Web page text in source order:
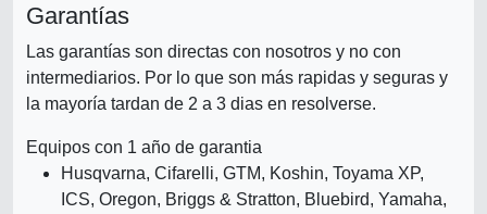
Garantías
Las garantías son directas con nosotros y no con
intermediarios. Por lo que son más rapidas y seguras y
la mayoría tardan de 2 a 3 dias en resolverse.
Equipos con 1 año de garantia
Husqvarna, Cifarelli, GTM, Koshin, Toyama XP,
ICS, Oregon, Briggs & Stratton, Bluebird, Yamaha,